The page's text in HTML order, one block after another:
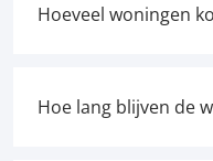
Hoeveel woningen
Hoe lang blijven de